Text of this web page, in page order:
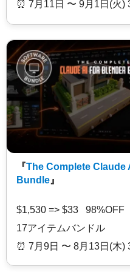
⏰️ 7月11日 〜 9月1日(火)
『The Complete Claude
Bundle 』
$1,530 => $33 98%OFF
17アイテムバンドル
⏰️ 7月9日 〜 8月13日(木)